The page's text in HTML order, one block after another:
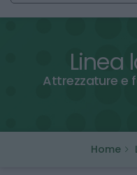
Linea
Attrezzature e
Home